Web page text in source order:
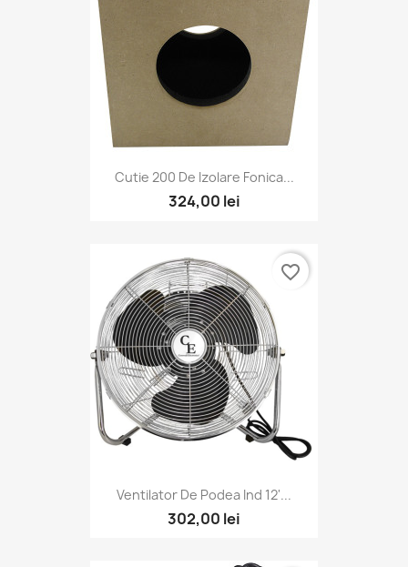
Cutie 200 De Izolare Fonica...
324,00 lei
Ventilator De Podea Ind 12'...
302,00 lei
favorite_border